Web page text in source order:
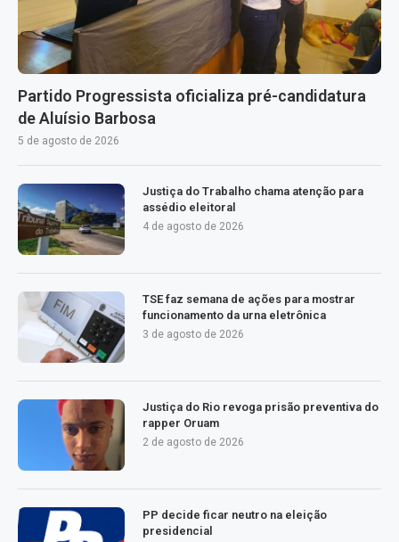
Partido Progressista oficializa pré-candidatura
de Aluísio Barbosa
5 de agosto de 2026
Justiça do Trabalho chama atenção para
assédio eleitoral
4 de agosto de 2026
TSE faz semana de ações para mostrar
funcionamento da urna eletrônica
3 de agosto de 2026
Justiça do Rio revoga prisão preventiva do
rapper Oruam
2 de agosto de 2026
PP decide ficar neutro na eleição
presidencial